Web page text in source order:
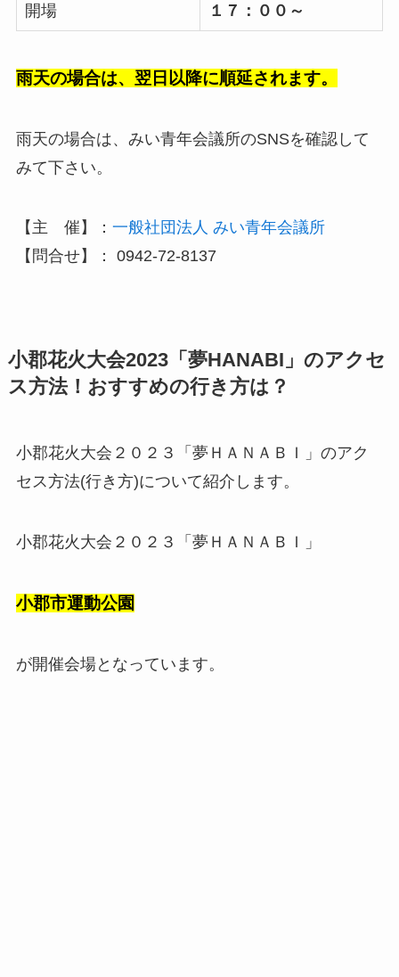
開場 １７：００～
雨天の場合は、翌日以降に順延されます。
雨天の場合は、みい青年会議所のSNSを確認して
みて下さい。
【主 催】： 一般社団法人 みい青年会議所
【問合せ】： 0942-72-8137
小郡花火大会2023「夢HANABI」のアクセ
ス方法！おすすめの行き方は？
小郡花火大会２０２３「夢ＨＡＮＡＢＩ」のアク
セス方法(行き方)について紹介します。
小郡花火大会２０２３「夢ＨＡＮＡＢＩ」
小郡市運動公園
が開催会場となっています。